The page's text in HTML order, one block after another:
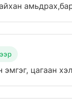
эмгэг, цагаан